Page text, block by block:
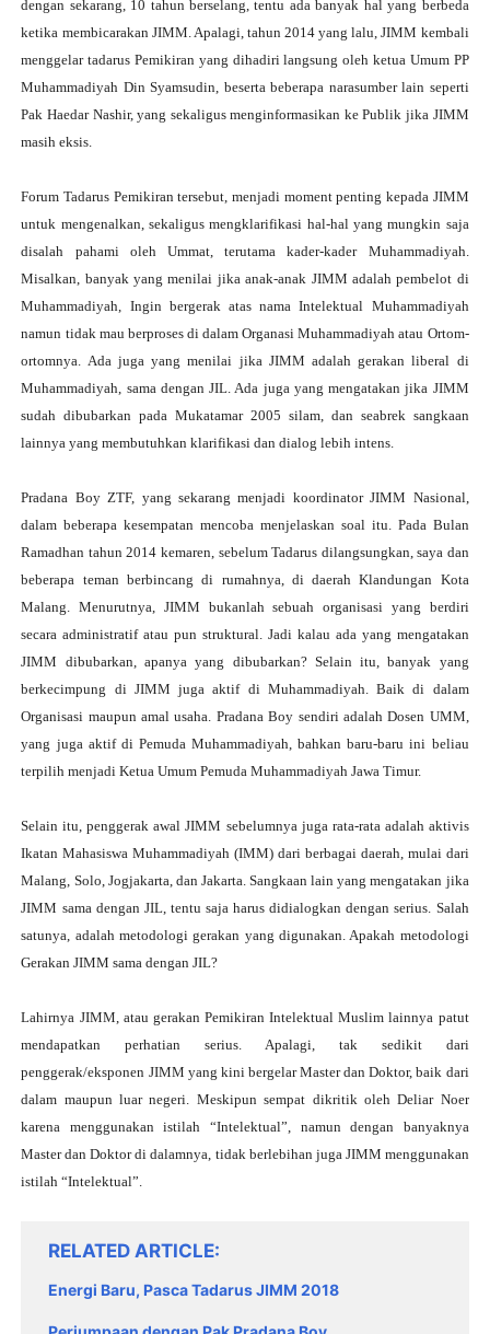
dengan sekarang, 10 tahun berselang, tentu ada banyak hal yang berbeda
ketika membicarakan JIMM. Apalagi, tahun 2014 yang lalu, JIMM kembali
menggelar tadarus Pemikiran yang dihadiri langsung oleh ketua Umum PP
Muhammadiyah Din Syamsudin, beserta beberapa narasumber lain seperti
Pak Haedar Nashir, yang sekaligus menginformasikan ke Publik jika JIMM
masih eksis.
Forum Tadarus Pemikiran tersebut, menjadi moment penting kepada JIMM
untuk mengenalkan, sekaligus mengklarifikasi hal-hal yang mungkin saja
disalah pahami oleh Ummat, terutama kader-kader Muhammadiyah.
Misalkan, banyak yang menilai jika anak-anak JIMM adalah pembelot di
Muhammadiyah, Ingin bergerak atas nama Intelektual Muhammadiyah
namun tidak mau berproses di dalam Organasi Muhammadiyah atau Ortom-
ortomnya. Ada juga yang menilai jika JIMM adalah gerakan liberal di
Muhammadiyah, sama dengan JIL. Ada juga yang mengatakan jika JIMM
sudah dibubarkan pada Mukatamar 2005 silam, dan seabrek sangkaan
lainnya yang membutuhkan klarifikasi dan dialog lebih intens.
Pradana Boy ZTF, yang sekarang menjadi koordinator JIMM Nasional,
dalam beberapa kesempatan mencoba menjelaskan soal itu. Pada Bulan
Ramadhan tahun 2014 kemaren, sebelum Tadarus dilangsungkan, saya dan
beberapa teman berbincang di rumahnya, di daerah Klandungan Kota
Malang. Menurutnya, JIMM bukanlah sebuah organisasi yang berdiri
secara administratif atau pun struktural. Jadi kalau ada yang mengatakan
JIMM dibubarkan, apanya yang dibubarkan? Selain itu, banyak yang
berkecimpung di JIMM juga aktif di Muhammadiyah. Baik di dalam
Organisasi maupun amal usaha. Pradana Boy sendiri adalah Dosen UMM,
yang juga aktif di Pemuda Muhammadiyah, bahkan baru-baru ini beliau
terpilih menjadi Ketua Umum Pemuda Muhammadiyah Jawa Timur.
Selain itu, penggerak awal JIMM sebelumnya juga rata-rata adalah aktivis
Ikatan Mahasiswa Muhammadiyah (IMM) dari berbagai daerah, mulai dari
Malang, Solo, Jogjakarta, dan Jakarta. Sangkaan lain yang mengatakan jika
JIMM sama dengan JIL, tentu saja harus didialogkan dengan serius. Salah
satunya, adalah metodologi gerakan yang digunakan. Apakah metodologi
Gerakan JIMM sama dengan JIL?
Lahirnya JIMM, atau gerakan Pemikiran Intelektual Muslim lainnya patut
mendapatkan perhatian serius. Apalagi, tak sedikit dari
penggerak/eksponen JIMM yang kini bergelar Master dan Doktor, baik dari
dalam maupun luar negeri. Meskipun sempat dikritik oleh Deliar Noer
karena menggunakan istilah “Intelektual”, namun dengan banyaknya
Master dan Doktor di dalamnya, tidak berlebihan juga JIMM menggunakan
istilah “Intelektual”.
RELATED ARTICLE
Energi Baru, Pasca Tadarus JIMM 2018